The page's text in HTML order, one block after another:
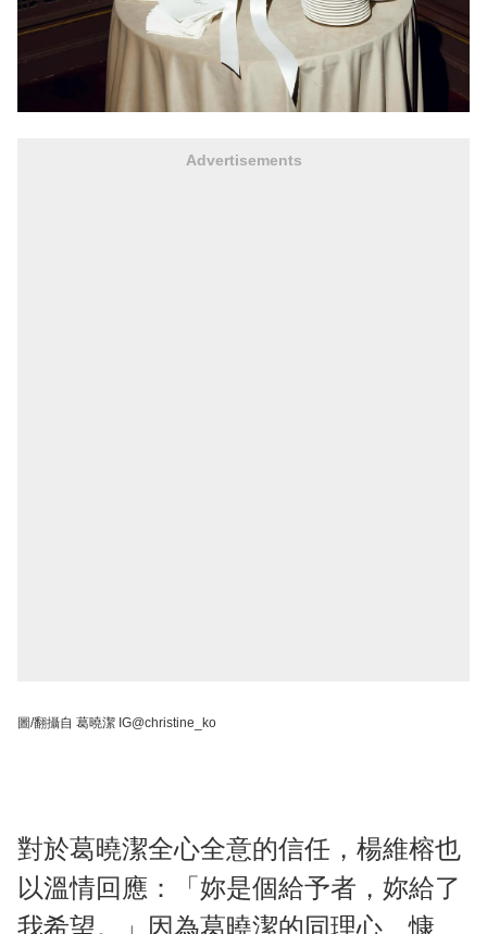
Advertisements
圖/翻攝自 葛曉潔 IG@christine_ko
對於葛曉潔全心全意的信任，楊維榕也
以溫情回應：「妳是個給予者，妳給了
我希望。」因為葛曉潔的同理心、慷